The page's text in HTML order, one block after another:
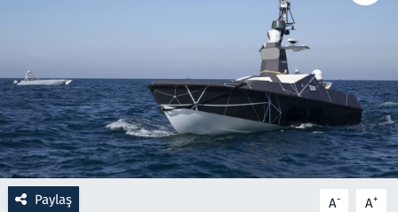
Paylaş A- A+
Sağlık
Savunma Sanayi
Seçim 2023